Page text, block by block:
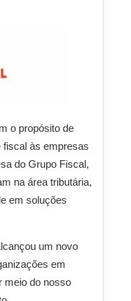
o propósito de
fiscal às empresas
do Grupo Fiscal,
na área tributária,
em soluções
um novo
em
meio do nosso